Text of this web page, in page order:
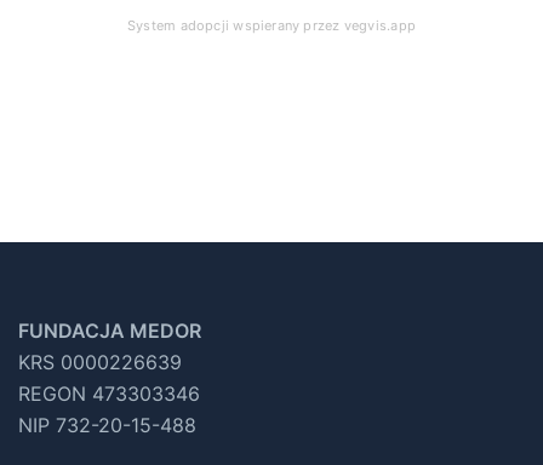
System adopcji wspierany przez vegvis.app
FUNDACJA MEDOR
KRS 0000226639
REGON 473303346
NIP 732-20-15-488